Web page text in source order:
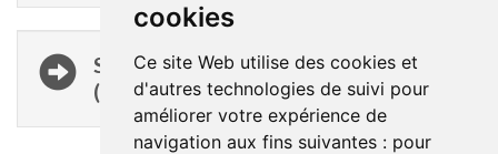
cookies
Ce site Web utilise des cookies et
d'autres technologies de suivi pour
améliorer votre expérience de
navigation aux fins suivantes : pour
SERVICES DE SANTÉ COURANTS
(SSC)